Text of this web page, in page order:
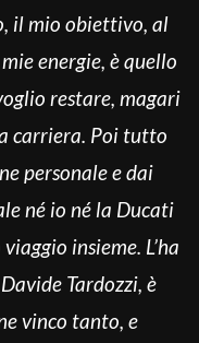
il mio obiettivo, al
energie, è quello
restare, magari
carriera. Poi tutto
personale e dai
né io né la Ducati
insieme. L’ha
Tardozzi, è
vinco tanto, e